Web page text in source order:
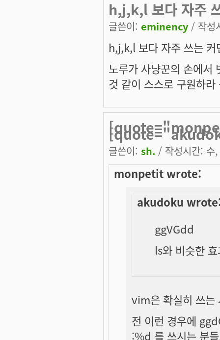
h,j,k,l 보다 자주
글쓴이: eminency / 작성
h,j,k,l 보다 자주 쓰는
노루가 사냥꾼의 손에서
것 같이 스스로 구원하
글쓴이: sh. / 작성시간:
monpetit wrote:
akudoku
ggVGdd
ls와 비슷한
vim은 확실히 쓰는
전 이런 경우에
:%d 를 쓰시는 분